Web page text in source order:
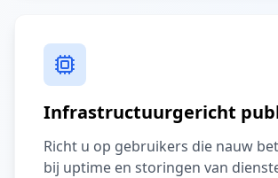
Infrastructuurgericht
Richt u op gebruikers die nauw
bij uptime en storingen van